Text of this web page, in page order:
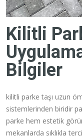
Kilitli
Bilgiler
kilitli parke taşı uzun
sistemlerinden biridir
parke hem estetik
mekanlarda sıklıkla